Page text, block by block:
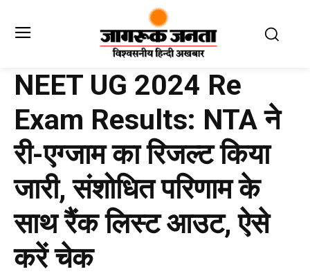
NEET UG 2024 Re
Exam Results: NTA ने
री-एग्जाम का रिजल्ट किया
जारी, संशोधित परिणाम के
साथ रैंक लिस्ट आउट, ऐसे
करें चेक